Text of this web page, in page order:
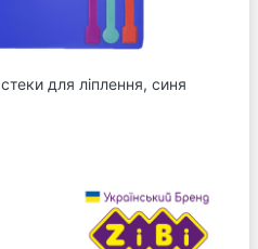
для ліплення, синя